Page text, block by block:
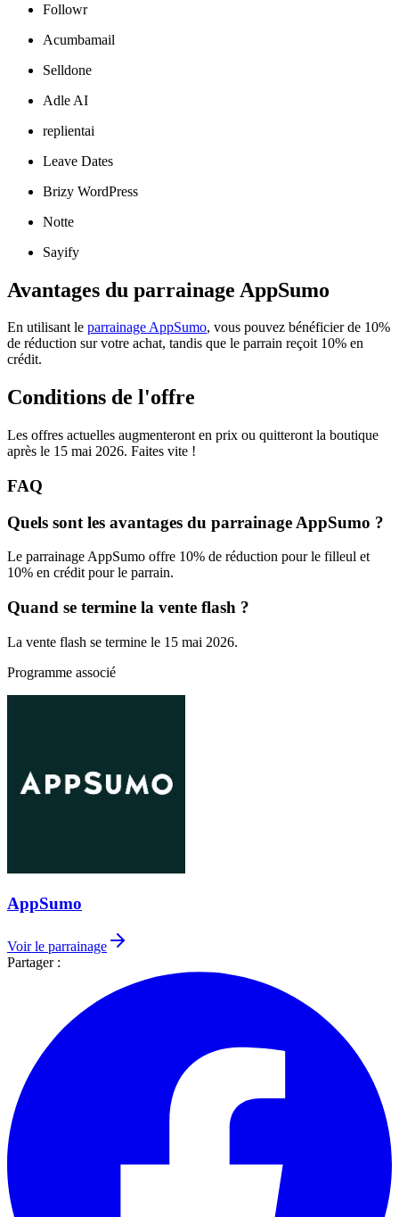
Followr
Acumbamail
Selldone
Adle AI
replientai
Leave Dates
Brizy WordPress
Notte
Sayify
Avantages du parrainage AppSumo
En utilisant le parrainage AppSumo, vous pouvez bénéficier de 10%
de réduction sur votre achat, tandis que le parrain reçoit 10% en
crédit.
Conditions de l'offre
Les offres actuelles augmenteront en prix ou quitteront la boutique
après le 15 mai 2026. Faites vite !
FAQ
Quels sont les avantages du parrainage AppSumo ?
Le parrainage AppSumo offre 10% de réduction pour le filleul et
10% en crédit pour le parrain.
Quand se termine la vente flash ?
La vente flash se termine le 15 mai 2026.
Programme associé
AppSumo
Voir le parrainage
Partager :